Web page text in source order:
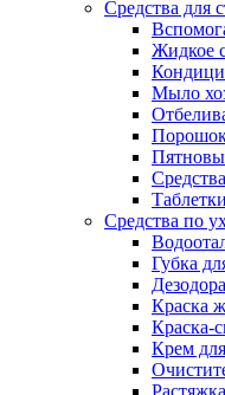
Средства для
Жидкое
Мыло
Средства по
Губка
Краска
Краска-
Крем